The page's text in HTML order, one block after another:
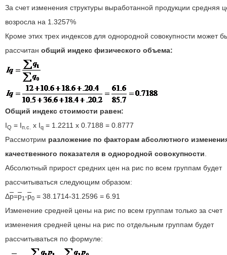
За счет изменения структуры выработанной продукции средняя
возросла на 1.3257%
Кроме этих трех индексов для однородной совокупности может
рассчитан общий индекс физического объема:
Общий индекс стоимости равен:
IQ = Iп.c. x Iq = 1.2211 x 0.7188 = 0.8777
Рассмотрим разложение по факторам абсолютного
качественного показателя в однородной совокупности
Абсолютный прирост средних цен на рис по всем группам будет
рассчитываться следующим образом:
Δp=p1-p0 = 38.1714-31.2596 = 6.91
Изменение средней цены на рис по всем группам только за счет
изменения средней цены на рис по отдельным группам будет
рассчитываться по формуле: